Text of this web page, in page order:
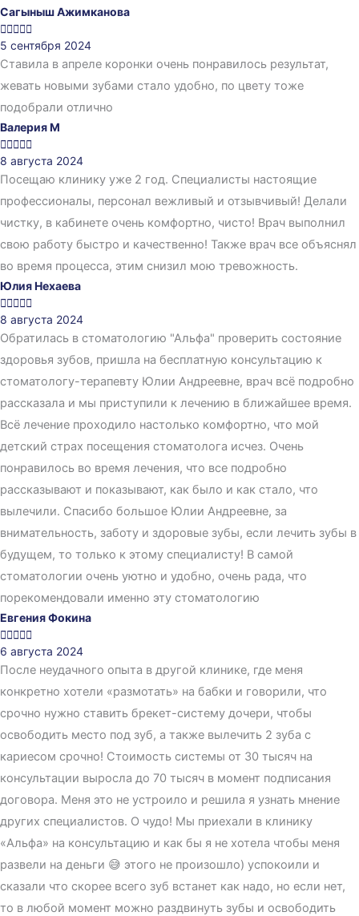
Сагыныш Ажимканова

5 сентября 2024
Ставила в апреле коронки очень понравилось результат,
жевать новыми зубами стало удобно, по цвету тоже
подобрали отлично
Валерия М

8 августа 2024
Посещаю клинику уже 2 год. Специалисты настоящие
профессионалы, персонал вежливый и отзывчивый! Делали
чистку, в кабинете очень комфортно, чисто! Врач выполнил
свою работу быстро и качественно! Также врач все объяснял
во время процесса, этим снизил мою тревожность.
Юлия Нехаева

8 августа 2024
Обратилась в стоматологию "Альфа" проверить состояние
здоровья зубов, пришла на бесплатную консультацию к
стоматологу-терапевту Юлии Андреевне, врач всё подробно
рассказала и мы приступили к лечению в ближайшее время.
Всё лечение проходило настолько комфортно, что мой
детский страх посещения стоматолога исчез. Очень
понравилось во время лечения, что все подробно
рассказывают и показывают, как было и как стало, что
вылечили. Спасибо большое Юлии Андреевне, за
внимательность, заботу и здоровые зубы, если лечить зубы в
будущем, то только к этому специалисту! В самой
стоматологии очень уютно и удобно, очень рада, что
порекомендовали именно эту стоматологию
Евгения Фокина

6 августа 2024
После неудачного опыта в другой клинике, где меня
конкретно хотели «размотать» на бабки и говорили, что
срочно нужно ставить брекет-систему дочери, чтобы
освободить место под зуб, а также вылечить 2 зуба с
кариесом срочно! Стоимость системы от 30 тысяч на
консультации выросла до 70 тысяч в момент подписания
договора. Меня это не устроило и решила я узнать мнение
других специалистов. О чудо! Мы приехали в клинику
«Альфа» на консультацию и как бы я не хотела чтобы меня
развели на деньги 😅 этого не произошло) успокоили и
сказали что скорее всего зуб встанет как надо, но если нет,
то в любой момент можно раздвинуть зубы и освободить